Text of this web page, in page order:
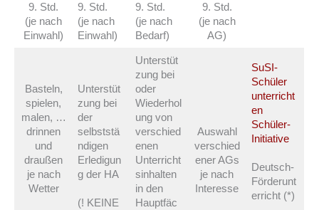
9. Std.
(je nach
Einwahl)
9. Std.
(je nach
Einwahl)
9. Std.
(je nach
Bedarf)
9. Std.
(je nach
AG)
Basteln,
spielen,
malen, …
drinnen
und
draußen
je nach
Wetter
Unterstüt
zung bei
der
selbststä
ndigen
Erledigun
g der HA
(! KEINE
Unterstüt
zung bei
oder
Wiederhol
ung von
verschied
enen
Unterricht
sinhalten
in den
Hauptfäc
Auswahl
verschied
ener AGs
je nach
Interesse
SuSI-
Schüler
unterricht
en
Schüler-
Initiative
Deutsch-
Förderunt
erricht (*)